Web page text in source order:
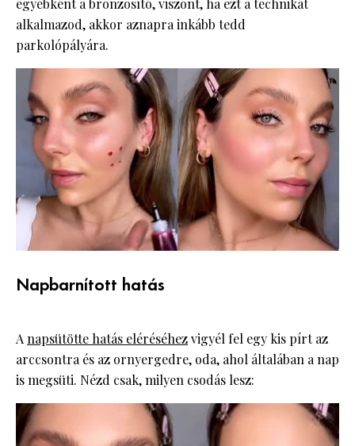
egyébként a bronzosító, viszont, ha ezt a technikát
alkalmazod, akkor aznapra inkább tedd
parkolópályára.
Napbarnított hatás
A napsütötte hatás eléréséhezvigyél fel egy kis pírt az
arccsontra és az ornyergedre, oda, ahol általában a nap
is megsüti. Nézd csak, milyen csodás lesz: